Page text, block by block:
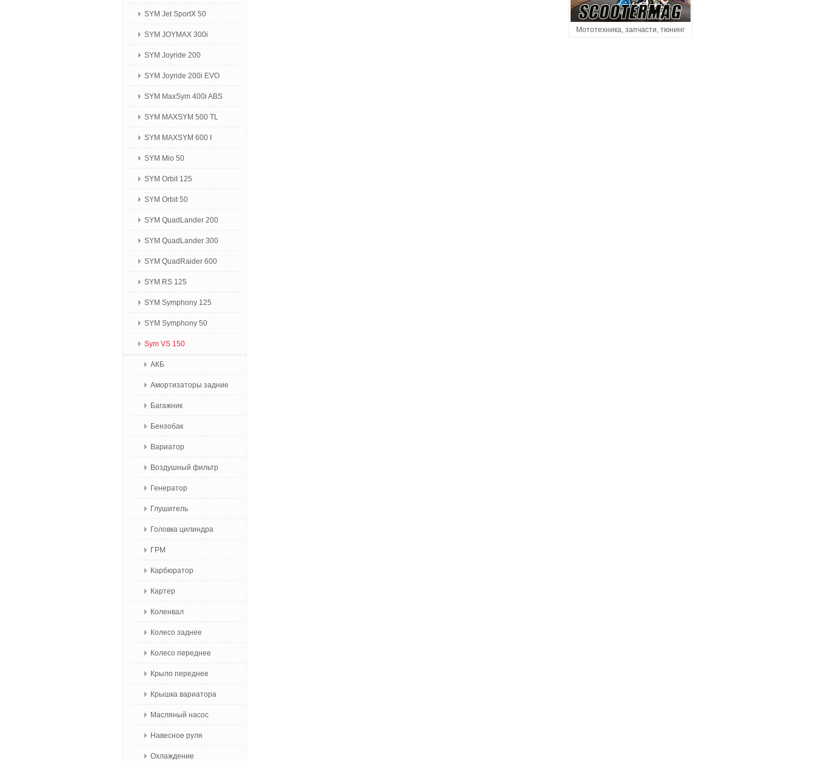
SYM Jet SportX 50
SYM JOYMAX 300i
SYM Joyride 200
SYM Joyride 200i EVO
SYM MaxSym 400i ABS
SYM MAXSYM 500 TL
SYM MAXSYM 600 I
SYM Mio 50
SYM Orbit 125
SYM Orbit 50
SYM QuadLander 200
SYM QuadLander 300
SYM QuadRaider 600
SYM RS 125
SYM Symphony 125
SYM Symphony 50
Sym VS 150
АКБ
Амортизаторы задние
Багажник
Бензобак
Вариатор
Воздушный фильтр
Генератор
Глушитель
Головка цилиндра
ГРМ
Карбюратор
Картер
Коленвал
Колесо заднее
Колесо переднее
Крыло переднее
Крышка вариатора
Масляный насос
Навесное руля
Охлаждение
Мототехника, запчасти, тюнинг